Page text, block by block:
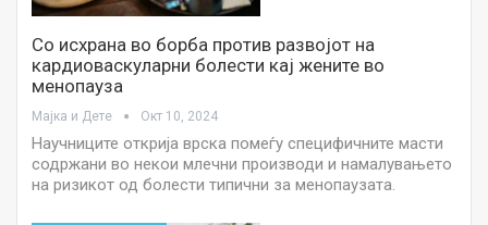
Со исхрана во борба против развојот на
кардиоваскуларни болести кај жените во
менопауза
Мајка и Дете Окт 10, 2024
Научниците открија врска помеѓу специфичните масти
содржани во некои млечни производи и намалувањето
на ризикот од болести типични за менопаузата.